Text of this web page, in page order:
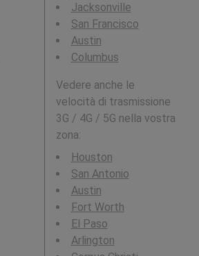
Jacksonville
San Francisco
Austin
Columbus
Vedere anche le
velocità di trasmissione
3G / 4G / 5G nella vostra
zona:
Houston
San Antonio
Austin
Fort Worth
El Paso
Arlington